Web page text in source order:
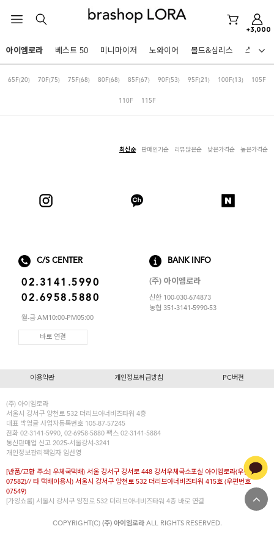
+3,000
HOT KEYWORDS
노와이어
아이엠로라
르미스떼르
아이엠로라
르미스떼르
아이엠로라 베스트 50 미니마이저 노와이어 몰드&심리스 스포츠
65F(20) 70F(75) 75F(68) 80F(68) 85F(67) 90F(53) 95F(21) 100F(13) 105F
110F 115F
최신순 판매인기순 리뷰많은순 낮은가격순 높은가격순
C/S CENTER
02.3141.5990
02.6958.5880
월-금 AM10:00-PM05:00
바로 연결
BANK INFO
(주) 아이엠로라
신한 100-030-674873
농협 351-3141-5990-53
이용약관 개인정보취급방침 PC버전
(주) 아이엠로라
서울시 강서구 양천로 532 더리브아너비즈타워 4층
대표 박영글 사업자등록번호 105-87-57245
전화 02-3141-5990, 02-6958-5880 팩스 02-3141-5884
통신판매업 신고 2025-서울강서-3241
개인정보관리책임자 임선영
[반품/교환 주소] 우체국택배) 서울 강서구 강서로 448 강서우체국소포실 아이엠로라(우편번호
07582)// 타 택배이용시) 서울시 강서구 양천로 532 더리브아너비즈타워 415호 (우편번호
07549)
[가양쇼룸] 서울시 강서구 양천로 532 더리브아너비즈타워 4층 바로 연결
COPYRIGHT(C) (주) 아이엠로라ALL RIGHTS RESERVED.